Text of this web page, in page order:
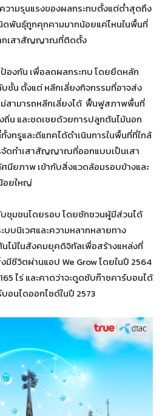
วามรุนแรงของผลกระทบตั้งแต่ต่ำสุดถึง
พันธุ์ถูกคุกคามมากน้อยแค่ไหนในพื้นที่
ากเสาสัญญาณที่ติดตั้ง
งกัน เพื่อลดผลกระทบ โดยยึดหลัก
ชั้น ตั้งแต่ หลีกเลี่ยงกิจกรรมที่อาจส่ง
สามารถหลีกเลี่ยงได้ ฟื้นฟูสภาพพื้นที่
น และชดเชยด้วยการปลูกต้นไม้นอก
ทรูและดีแทคได้ดำเนินการในพื้นที่ที่ใกล้
จัดทำเสาสัญญาณที่ออกแบบเป็นเสา
นียภาพ เข้ากับสิ่งแวดล้อมรอบข้างและ
อยใหญ่
มชนโดยรอบ โดยชักชวนผู้มีส่วนได้
บบนิเวศและความหลากหลายทาง
ไม้ในสังคมยุคดิจิทัลเพื่อสร้างแหล่งที่
ชีวิตผ่านแอป We Grow โดยในปี 2564
ไร่ และคาดว่าจะดูดซับก๊าซคาร์บอนได้
อนไดออกไซด์ในปี 2573